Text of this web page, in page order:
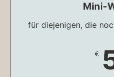
Mini-
für diejenigen, die
€